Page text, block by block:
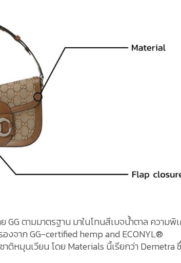
GG ตามมาตรฐาน มาในโทนสีเบจน้ำตาล ความพิ
จาก GG-certified hemp and ECONYL®
ติหมุนเวียน โดย Materials นี้เรียกว่า Demetra